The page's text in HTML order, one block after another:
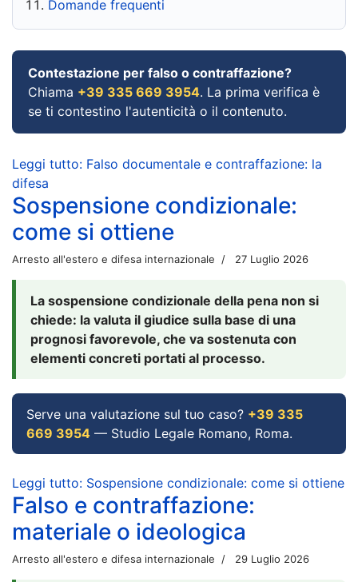
Domande frequenti
Contestazione per falso o contraffazione?
Chiama +39 335 669 3954. La prima verifica è
se ti contestino l'autenticità o il contenuto.
Leggi tutto: Falso documentale e contraffazione: la
difesa
Sospensione condizionale:
come si ottiene
Arresto all'estero e difesa internazionale 27 Luglio 2026
La sospensione condizionale della pena non si
chiede: la valuta il giudice sulla base di una
prognosi favorevole, che va sostenuta con
elementi concreti portati al processo.
Serve una valutazione sul tuo caso? +39 335
669 3954 — Studio Legale Romano, Roma.
Leggi tutto: Sospensione condizionale: come si ottiene
Falso e contraffazione:
materiale o ideologica
Arresto all'estero e difesa internazionale 29 Luglio 2026